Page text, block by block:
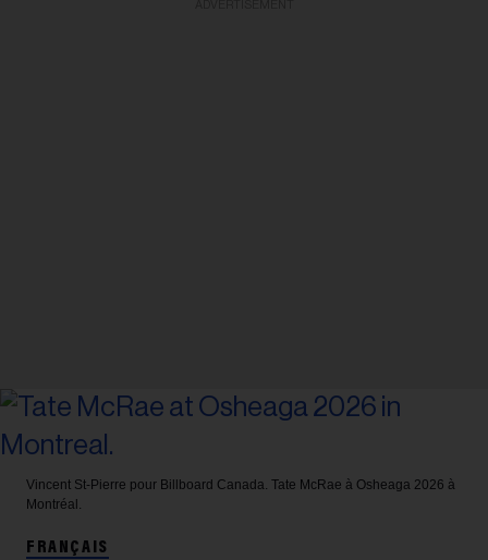
Vincent St-Pierre pour Billboard Canada. Tate McRae à Osheaga 2026 à
Montréal.
FRANÇAIS